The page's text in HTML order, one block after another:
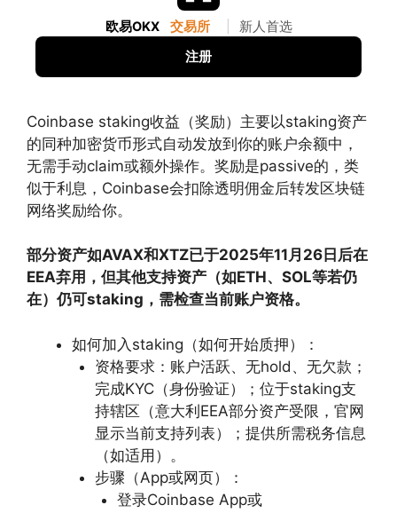
欧易OKX 交易所 新人首选
注册
Coinbase staking收益（奖励）主要以staking资产
的同种加密货币形式自动发放到你的账户余额中，
无需手动claim或额外操作。奖励是passive的，类
似于利息，Coinbase会扣除透明佣金后转发区块链
网络奖励给你。
部分资产如AVAX和XTZ已于2025年11月26日后在
EEA弃用，但其他支持资产（如ETH、SOL等若仍
在）仍可staking，需检查当前账户资格。
如何加入staking（如何开始质押）：
资格要求：账户活跃、无hold、无欠款；
完成KYC（身份验证）；位于staking支
持辖区（意大利EEA部分资产受限，官网
显示当前支持列表）；提供所需税务信息
（如适用）。
步骤（App或网页）：
登录Coinbase App或